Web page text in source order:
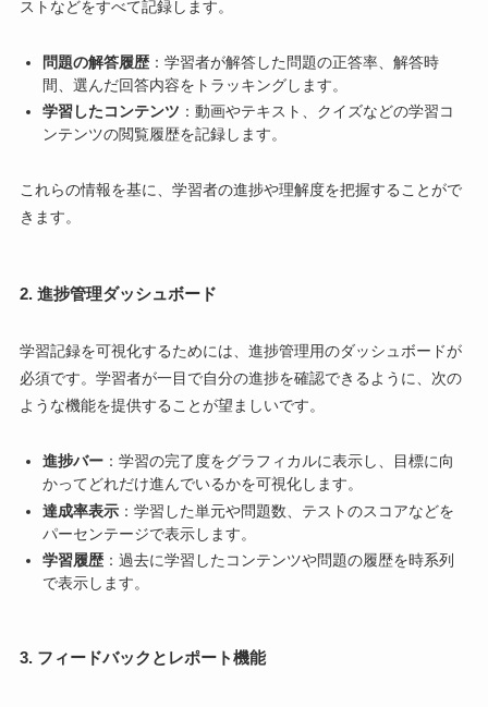
ストなどをすべて記録します。
問題の解答履歴：学習者が解答した問題の正答率、解答時
間、選んだ回答内容をトラッキングします。
学習したコンテンツ ：動画やテキスト、クイズなどの学習コ
ンテンツの閲覧履歴を記録します。
これらの情報を基に、学習者の進捗や理解度を把握することがで
きます。
2. 進捗管理ダッシュボード
学習記録を可視化するためには、進捗管理用のダッシュボードが
必須です。学習者が一目で自分の進捗を確認できるように、次の
ような機能を提供することが望ましいです。
進捗バー：学習の完了度をグラフィカルに表示し、目標に向
かってどれだけ進んでいるかを可視化します。
達成率表示：学習した単元や問題数、テストのスコアなどを
パーセンテージで表示します。
学習履歴：過去に学習したコンテンツや問題の履歴を時系列
で表示します。
3. フィードバックとレポート機能